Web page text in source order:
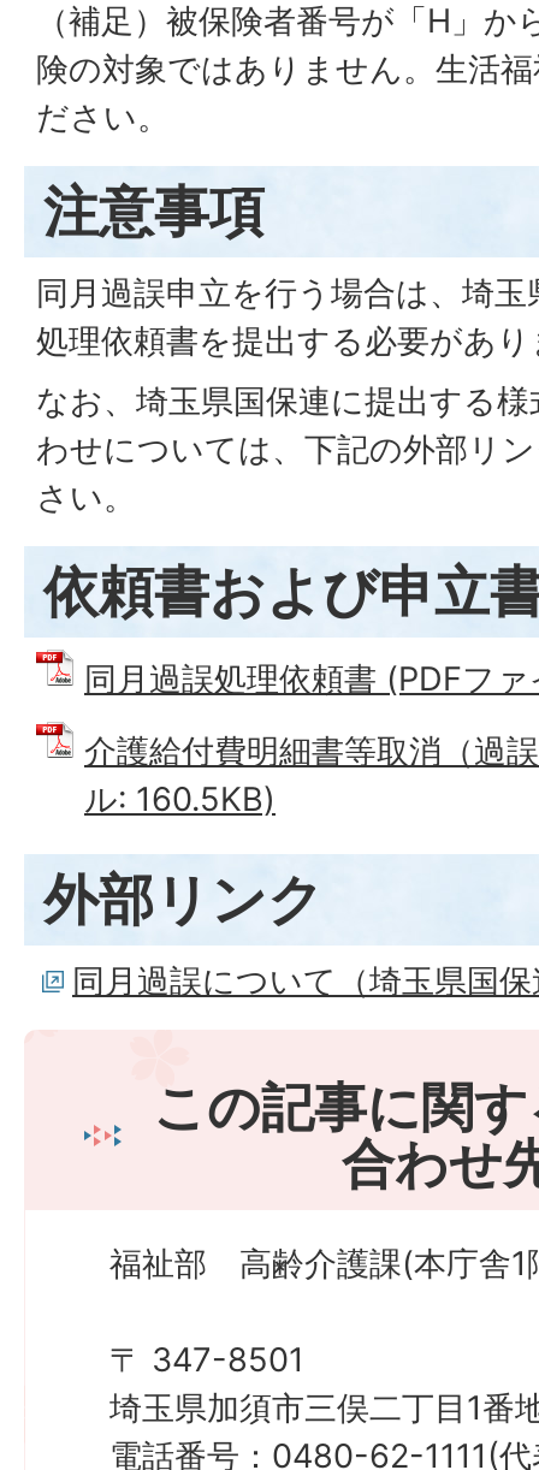
（補足）被保険者番号が「H」
険の対象ではありません。生活
ださい。
注意事項
同月過誤申立を行う場合は、埼
処理依頼書を提出する必要があ
なお、埼玉県国保連に提出する
わせについては、下記の外部リ
さい。
依頼書および申立
同月過誤処理依頼書 (PDFフ
介護給付費明細書等取消（過
ル: 160.5KB)
外部リンク
同月過誤について（埼玉県国
この記事に関
合わせ
福祉部 高齢介護課(本庁舎1
〒 347-8501
埼玉県加須市三俣二丁目1番
電話番号：0480-62-1111(